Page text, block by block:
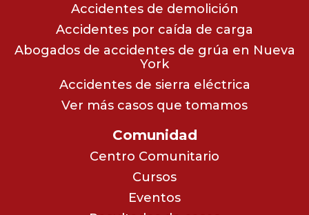
Accidentes de demolición
Accidentes por caída de carga
Abogados de accidentes de grúa en Nueva
York
Accidentes de sierra eléctrica
Ver más casos que tomamos
Comunidad
Centro Comunitario
Cursos
Eventos